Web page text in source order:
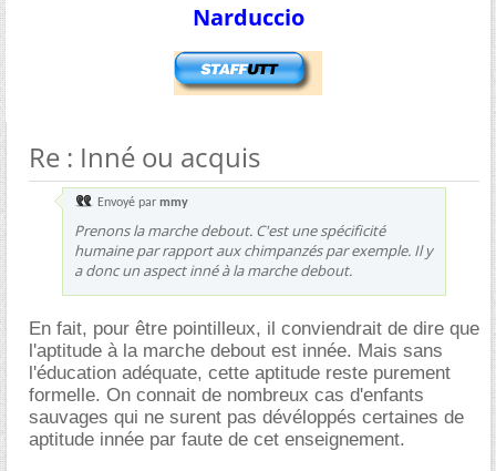
Narduccio
Re : Inné ou acquis
Envoyé par mmy
Prenons la marche debout. C'est une spécificité
humaine par rapport aux chimpanzés par exemple. Il y
a donc un aspect inné à la marche debout.
En fait, pour être pointilleux, il conviendrait de dire que
l'aptitude à la marche debout est innée. Mais sans
l'éducation adéquate, cette aptitude reste purement
formelle. On connait de nombreux cas d'enfants
sauvages qui ne surent pas dévéloppés certaines de
aptitude innée par faute de cet enseignement.